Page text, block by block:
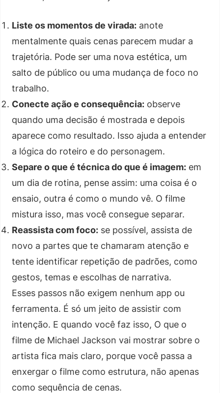
Liste os momentos de virada: anote
mentalmente quais cenas parecem mudar a
trajetória. Pode ser uma nova estética, um
salto de público ou uma mudança de foco no
trabalho.
Conecte ação e consequência: observe
quando uma decisão é mostrada e depois
aparece como resultado. Isso ajuda a entender
a lógica do roteiro e do personagem.
Separe o que é técnica do que é imagem: em
um dia de rotina, pense assim: uma coisa é o
ensaio, outra é como o mundo vê. O filme
mistura isso, mas você consegue separar.
Reassista com foco: se possível, assista de
novo a partes que te chamaram atenção e
tente identificar repetição de padrões, como
gestos, temas e escolhas de narrativa.
Esses passos não exigem nenhum app ou
ferramenta. É só um jeito de assistir com
intenção. E quando você faz isso, O que o
filme de Michael Jackson vai mostrar sobre o
artista fica mais claro, porque você passa a
enxergar o filme como estrutura, não apenas
como sequência de cenas.